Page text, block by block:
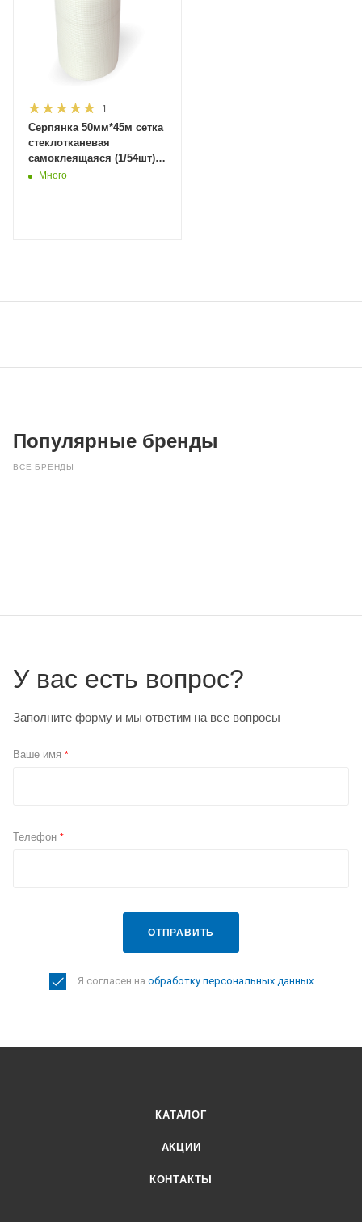
1
Серпянка 50мм*45м сетка
стеклотканевая
самоклеящаяся (1/54шт)
81828 MaxiTool
Много
Популярные бренды
ВСЕ БРЕНДЫ
У вас есть вопрос?
Заполните форму и мы ответим на все вопросы
Ваше имя *
Телефон *
ОТПРАВИТЬ
Я согласен на обработку персональных данных
КАТАЛОГ
АКЦИИ
КОНТАКТЫ